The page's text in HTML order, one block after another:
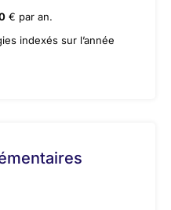
€ par an.
indexés sur l’année